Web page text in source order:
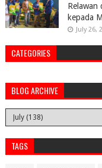
Relawan
kepada
July 26,
CATEGORIES
BLOG ARCHIVE
TAGS